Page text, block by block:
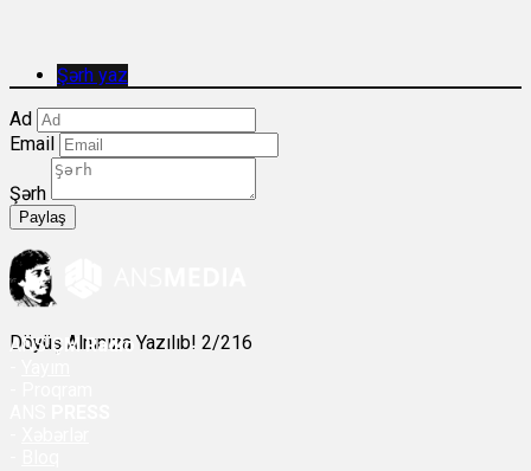
Şərh yaz
Ad
Email
Şərh
Paylaş
Döyüş Alnınıza Yazılıb! 2/216
ANSÇM Radio